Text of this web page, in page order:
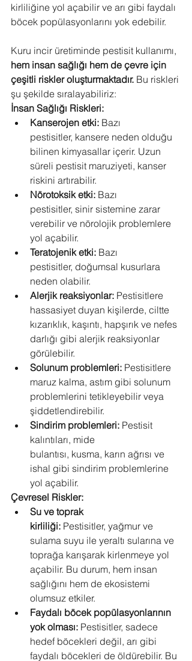
kirliliğine yol açabilir ve arı gibi faydalı
böcek popülasyonlarını yok edebilir.
Kuru incir üretiminde pestisit kullanımı,
hem insan sağlığı hem de çevre için
çeşitli riskler oluşturmaktadır. Bu riskleri
şu şekilde sıralayabiliriz:
İnsan Sağlığı Riskleri:
Kanserojen etki: Bazı
pestisitler, kansere neden olduğu
bilinen kimyasallar içerir. Uzun
süreli pestisit maruziyeti, kanser
riskini artırabilir.
Nörotoksik etki: Bazı
pestisitler, sinir sistemine zarar
verebilir ve nörolojik problemlere
yol açabilir.
Teratojenik etki: Bazı
pestisitler, doğumsal kusurlara
neden olabilir.
Alerjik reaksiyonlar: Pestisitlere
hassasiyet duyan kişilerde, ciltte
kızarıklık, kaşıntı, hapşırık ve nefes
darlığı gibi alerjik reaksiyonlar
görülebilir.
Solunum problemleri: Pestisitlere
maruz kalma, astım gibi solunum
problemlerini tetikleyebilir veya
şiddetlendirebilir.
Sindirim problemleri: Pestisit
kalıntıları, mide
bulantısı, kusma, karın ağrısı ve
ishal gibi sindirim problemlerine
yol açabilir.
Çevresel Riskler:
Su ve toprak
kirliliği: Pestisitler, yağmur ve
sulama suyu ile yeraltı sularına ve
toprağa karışarak kirlenmeye yol
açabilir. Bu durum, hem insan
sağlığını hem de ekosistemi
olumsuz etkiler.
Faydalı böcek popülasyonlarının
yok olması: Pestisitler, sadece
hedef böcekleri değil, arı gibi
faydalı böcekleri de öldürebilir. Bu